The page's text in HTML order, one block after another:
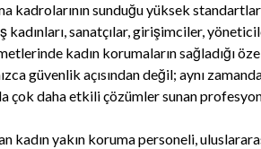
kadrolarının sunduğu yüksek
sanatçılar, girişimciler,
kadın korumaların sağladığı
güvenlik açısından değil; aynı
çok daha etkili çözümler sunan
kadın yakın koruma personeli,